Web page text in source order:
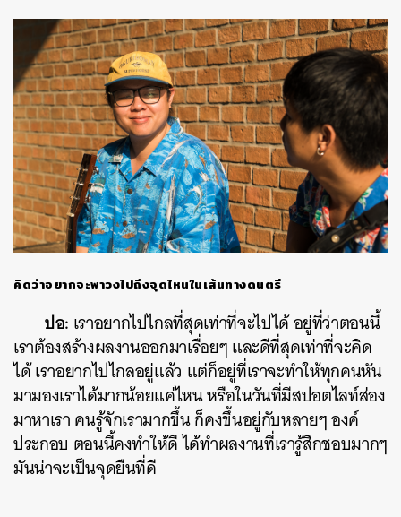
คิดว่าอยากจะพาวงไปถึงจุดไหนในเส้นทางดนตรี
ปอ: เราอยากไปไกลที่สุดเท่าที่จะไปได้ อยู่ที่ว่าตอนนี้
เราต้องสร้างผลงานออกมาเรื่อยๆ และดีที่สุดเท่าที่จะคิด
ได้ เราอยากไปไกลอยู่แล้ว แต่ก็อยู่ที่เราจะทำให้ทุกคนหัน
มามองเราได้มากน้อยแค่ไหน หรือในวันที่มีสปอตไลท์ส่อง
มาหาเรา คนรู้จักเรามากขึ้น ก็คงขึ้นอยู่กับหลายๆ องค์
ประกอบ ตอนนี้คงทำให้ดี ได้ทำผลงานที่เรารู้สึกชอบมากๆ
มันน่าจะเป็นจุดยืนที่ดี